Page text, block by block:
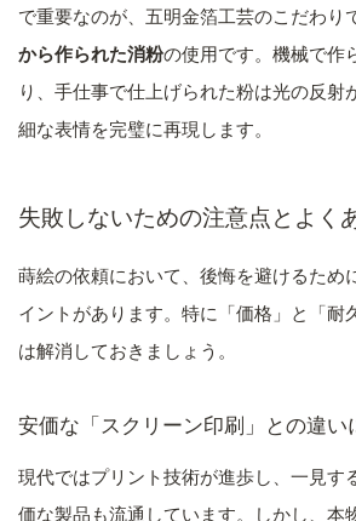
で重要なのが、五明金箔工芸のこだわり
から作られた消粉の使用です。機械で作
り、手仕事で仕上げられた粉は光の反射
細な表情を完璧に再現します。
失敗しないための注意点とよく
蒔絵の依頼において、後悔を避けるため
イントがあります。特に「価格」と「耐
は解消しておきましょう。
安価な「スクリーン印刷」との違い
現代ではプリント技術が進歩し、一見す
価な製品も流通しています。しかし、本